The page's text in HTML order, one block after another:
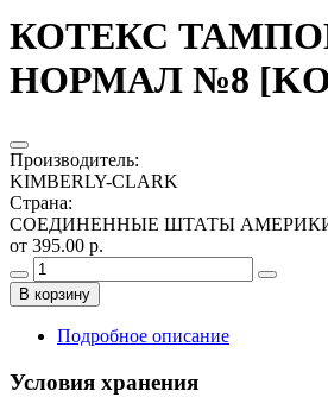
КОТЕКС
НОРМАЛ №8
Производитель:
KIMBERLY-CLARK
Страна:
СОЕДИНЕННЫЕ ШТАТЫ
от 395.00 р.
В корзину
Подробное описание
Условия хранения